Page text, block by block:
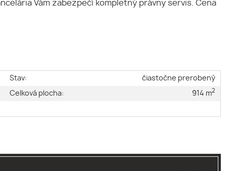
Vám zabezpečí kompletný právny servis. Cena
Stav:
čiastočne prerobený
Celková plocha:
914 m2